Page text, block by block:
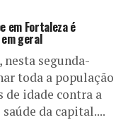
em Fortaleza é
geral
segunda-
toda a população
de idade contra a
da capital....